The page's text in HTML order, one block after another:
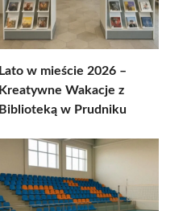
Lato w mieście 2026 –
Kreatywne Wakacje z
Biblioteką w Prudniku